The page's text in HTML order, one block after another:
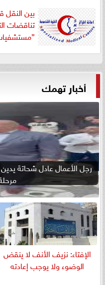
بين النقل
تناقضات
أخبار تهمك
رجل الأعمال عادل شحاتة
الإفتاء: نزيف الأنف لا ينقض
الوضوء ولا يوجب إعادته